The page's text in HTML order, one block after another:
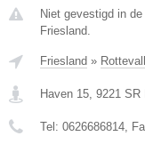
Niet gevestigd in
Friesland.
Friesland »
Haven 15, 9221 SR
Tel: 0626686814,